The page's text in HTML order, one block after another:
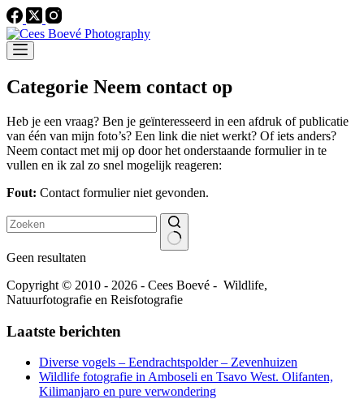
Categorie Neem contact op
Heb je een vraag? Ben je geïnteresseerd in een afdruk of publicatie
van één van mijn foto’s? Een link die niet werkt? Of iets anders?
Neem contact met mij op door het onderstaande formulier in te
vullen en ik zal zo snel mogelijk reageren:
Fout: Contact formulier niet gevonden.
Geen resultaten
Copyright © 2010 - 2026 - Cees Boevé - Wildlife,
Natuurfotografie en Reisfotografie
Laatste berichten
Diverse vogels – Eendrachtspolder – Zevenhuizen
Wildlife fotografie in Amboseli en Tsavo West. Olifanten,
Kilimanjaro en pure verwondering